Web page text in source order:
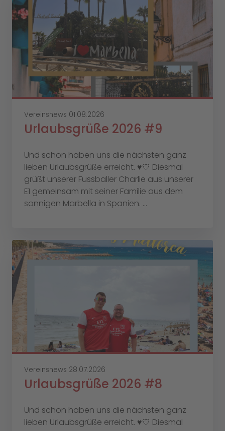
Vereinsnews 01.08.2026
Urlaubsgrüße 2026 #9
Und schon haben uns die nächsten ganz
lieben Urlaubsgrüße erreicht. ♥️🤍 Diesmal
grüßt unserer Fussballer Charlie aus unserer
E1 gemeinsam mit seiner Familie aus dem
sonnigen Marbella in Spanien. ...
Vereinsnews 28.07.2026
Urlaubsgrüße 2026 #8
Und schon haben uns die nächsten ganz
lieben Urlaubsgrüße erreicht. ♥️🤍 Diesmal